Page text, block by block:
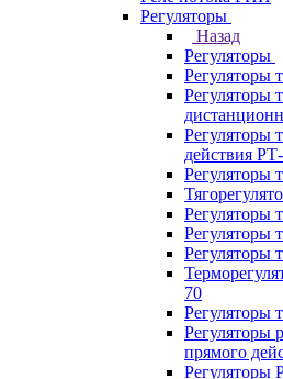
Регуляторы
Назад
Регуляторы
Регуляторы
Регуляторы
Регуляторы
действия
Регуляторы
Регуляторы
Регуляторы
Регуляторы
70
Регуляторы
Регуляторы
прямого